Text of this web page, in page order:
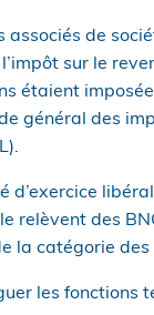
de
sur le
étaient
général des
d’exercice
relèvent des
la catégorie des
les fonctions